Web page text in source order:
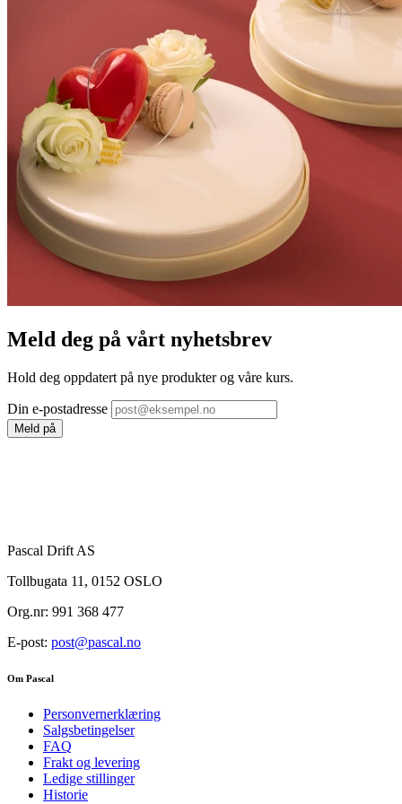
Meld deg på vårt nyhetsbrev
Hold deg oppdatert på nye produkter og våre kurs.
Din e-postadresse
Meld på
Pascal Drift AS
Tollbugata 11, 0152 OSLO
Org.nr: 991 368 477
E-post: post@pascal.no
Om Pascal
Personvernerklæring
Salgsbetingelser
FAQ
Frakt og levering
Ledige stillinger
Historie